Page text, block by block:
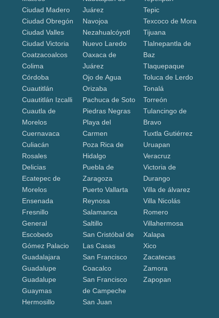
Ciudad Madero
Ciudad Obregón
Ciudad Valles
Ciudad Victoria
Coatzacoalcos
Colima
Córdoba
Cuautitlán
Cuautitlán Izcalli
Cuautla de
Morelos
Cuernavaca
Culiacán
Rosales
Delicias
Ecatepec de
Morelos
Ensenada
Fresnillo
General
Escobedo
Gómez Palacio
Guadalajara
Guadalupe
Guadalupe
Guaymas
Hermosillo
Juárez
Navojoa
Nezahualcóyotl
Nuevo Laredo
Oaxaca de
Juárez
Ojo de Agua
Orizaba
Pachuca de Soto
Piedras Negras
Playa del
Carmen
Poza Rica de
Hidalgo
Puebla de
Zaragoza
Puerto Vallarta
Reynosa
Salamanca
Saltillo
San Cristóbal de
Las Casas
San Francisco
Coacalco
San Francisco
de Campeche
San Juan
Tepic
Texcoco de Mora
Tijuana
Tlalnepantla de
Baz
Tlaquepaque
Toluca de Lerdo
Tonalá
Torreón
Tulancingo de
Bravo
Tuxtla Gutiérrez
Uruapan
Veracruz
Victoria de
Durango
Villa de álvarez
Villa Nicolás
Romero
Villahermosa
Xalapa
Xico
Zacatecas
Zamora
Zapopan